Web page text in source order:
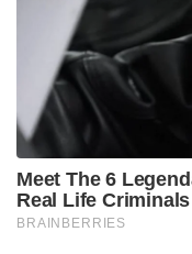
Meet The 6
Real Life Criminals
BRAINBERRIES